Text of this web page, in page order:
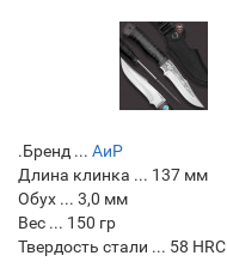
.Бренд ... АиР
Длина клинка ... 137 мм
Обух ... 3,0 мм
Вес ... 150 гр
Твердость стали ... 58 HRC